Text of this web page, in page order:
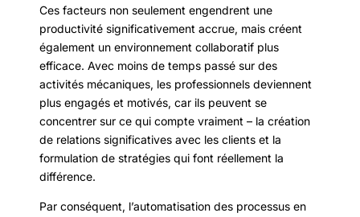
Ces facteurs non seulement engendrent une
productivité significativement accrue, mais créent
également un environnement collaboratif plus
efficace. Avec moins de temps passé sur des
activités mécaniques, les professionnels deviennent
plus engagés et motivés, car ils peuvent se
concentrer sur ce qui compte vraiment – la création
de relations significatives avec les clients et la
formulation de stratégies qui font réellement la
différence.
Par conséquent, l’automatisation des processus en